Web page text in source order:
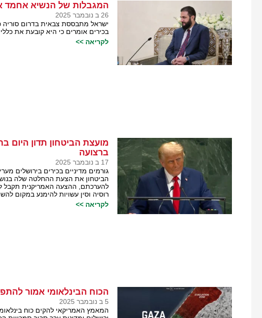
המגבלות של הנשיא אחמד
26 ב נובמבר 2025
ישראל מתבססת צבאית בדרום סוריה
בכירים אומרים כי היא קובעת את
לקריאה >>
מועצת הביטחון תדון היום
ברצועה
17 ב נובמבר 2025
גורמים מדיניים בכירים בירושלים
הביטחון את הצעת ההחלטה שלה
להערכתם, ההצעה האמריקנית תקבל
רוסיה וסין עשויות להימנע במקום
לקריאה >>
הכוח הבינלאומי אמור
5 ב נובמבר 2025
המאמץ האמריקאי להקים כוח